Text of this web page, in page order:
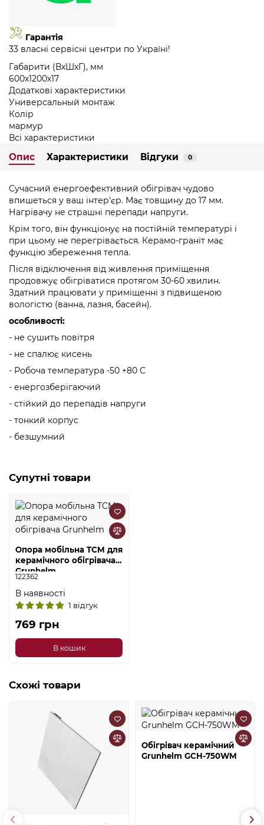
Гарантія
33 власні сервісні центри по Україні!
Габарити (ВхШхГ), мм
600х1200х17
Додаткові характеристики
Универсальный монтаж
Колір
мармур
Всі характеристики
Опис Характеристики Відгуки 0
Сучасний енергоефективний обігрівач чудово
впишеться у ваш інтер'єр. Має товщину до 17 мм.
Нагрівачу не страшні перепади напруги.
Крім того, він функціонує на постійній температурі і
при цьому не перегрівається. Керамо-граніт має
функцію збереження тепла.
Після відключення від живлення приміщення
продовжує обігріватися протягом 30-60 хвилин.
Здатний працювати у приміщенні з підвищеною
вологістю (ванна, лазня, басейн).
особливості:
- не сушить повітря
- не спалює кисень
- Робоча температура -50 +80 С
- енергозберігаючий
- стійкий до перепадів напруги
- тонкий корпус
- безшумний
Супутні товари
Опора мобільна TCM для
керамічного обігрівача
Grunhelm
122362
В наявності
1 відгук
769 грн
В кошик
Схожі товари
Обігрівач керамічний
Grunhelm GCH-750WM